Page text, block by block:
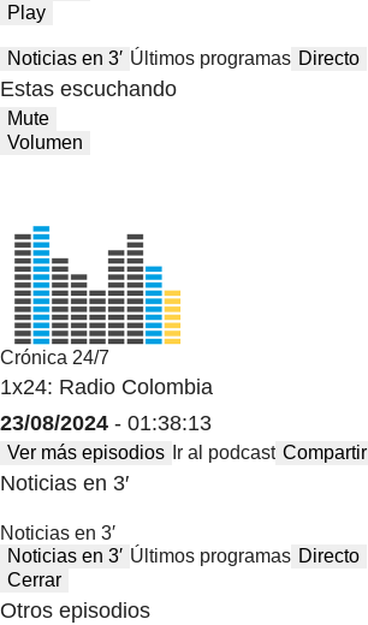
Play
Noticias en 3′ Últimos programas Directo
Estas escuchando
Mute
Volumen
Crónica 24/7
1x24: Radio Colombia
23/08/2024 - 01:38:13
Ver más episodios Ir al podcast Compartir
Noticias en 3′
Noticias en 3′
Noticias en 3′ Últimos programas Directo
Cerrar
Otros episodios